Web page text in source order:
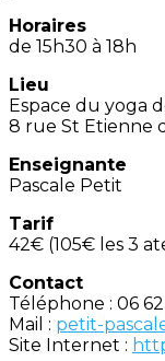
Horaires
de 15h30 à 18h
Lieu
Espace du yoga
8 rue St Etienne
Enseignante
Pascale Petit
Tarif
42€ (105€ les 3
Contact
Téléphone : 06 62
Mail : petit-
Site Internet :